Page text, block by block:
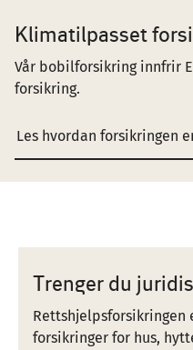
Klimatilpasset
Vår bobilforsikring innfrir
forsikring.
Les hvordan forsikringen
Trenger du
Rettshjelpsforsikringen
forsikringer for hus,